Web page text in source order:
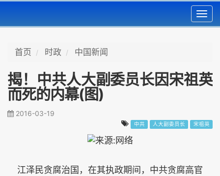
首页 时政 中国新闻
揭！中共人大副委员长因宋祖英
而死的内幕(图)
2016-03-19
中共 人大副委员长 宋祖英
江泽民贪腐治国，在其执政期间，中共贪腐高官